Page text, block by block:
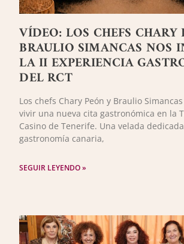
VÍDEO: LOS CHEFS CHARY
BRAULIO SIMANCAS NOS
LA II EXPERIENCIA
DEL RCT
Los chefs Chary Peón y Braulio
vivir una nueva cita gastronómica en la
Casino de Tenerife. Una velada
gastronomía canaria,
SEGUIR LEYENDO »